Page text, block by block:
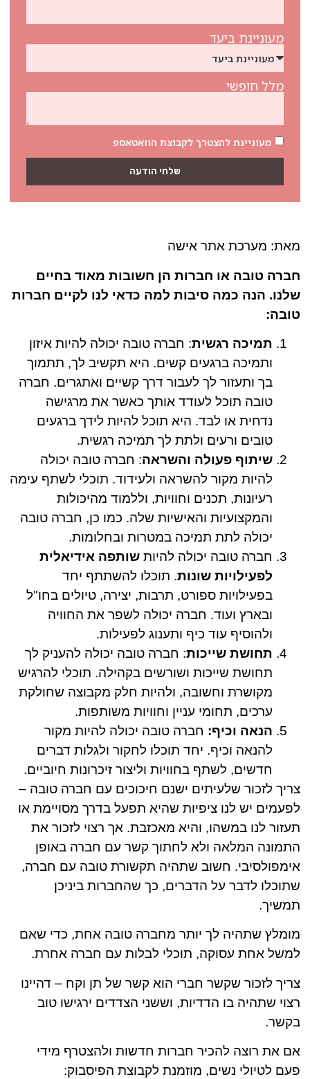
מעוניינת ביעד
מלל חופשי
מעוניינת להצטרך לקבוצת הוואטאספ
שלחי הודעה
מאת: מערכת אתר אישה
חברה טובה או חברות הן חשובות מאוד בחיים
שלנו. הנה כמה סיבות למה כדאי לנו לקיים חברות
טובה:
תמיכה רגשית: חברה טובה יכולה להיות איזון
ותמיכה ברגעים קשים. היא תקשיב לך, תתמוך
בך ותעזור לך לעבור דרך קשיים ואתגרים. חברה
טובה תוכל לעודד אותך כאשר את מרגישה
נדחית או לבד. היא תוכל להיות לידך ברגעים
טובים ורעים ולתת לך תמיכה רגשית.
שיתוף פעולה והשראה: חברה טובה יכולה
להיות מקור להשראה ולעידוד. תוכלי לשתף עימה
רעיונות, תכנים וחוויות, וללמוד מהיכולות
והמקצועיות והאישיות שלה. כמו כן, חברה טובה
יכולה לתת תמיכה במטרות ובחלומות.
חברה טובה יכולה להיות שותפה אידיאלית
לפעילויות שונות. תוכלו להשתתף יחד
בפעילויות ספורט, תרבות, יצירה, טיולים בחו"ל
ובארץ ועוד. חברה יכולה לשפר את החוויה
ולהוסיף עוד כיף ותענוג לפעילות.
תחושת שייכות: חברה טובה יכולה להעניק לך
תחושת שייכות ושורשים בקהילה. תוכלי להרגיש
מקושרת וחשובה, ולהיות חלק מקבוצה שחולקת
ערכים, תחומי עניין וחוויות משותפות.
הנאה וכיף: חברה טובה יכולה להיות מקור
להנאה וכיף. יחד תוכלו לחקור ולגלות דברים
חדשים, לשתף בחוויות וליצור זיכרונות חיוביים.
צריך לזכור שלעיתים ישנם חיכוכים עם חברה טובה –
לפעמים יש לנו ציפיות שהיא תפעל בדרך מסויימת או
תעזור לנו במשהו, והיא מאכזבת. אך רצוי לזכור את
התמונה המלאה ולא לחתוך קשר עם חברה באופן
אימפולסיבי. חשוב שתהיה תקשורת טובה עם חברה,
שתוכלו לדבר על הדברים, כך שהחברות ביניכן
תמשיך.
מומלץ שתהיה לך יותר מחברה טובה אחת, כדי שאם
למשל אחת עסוקה, תוכלי לבלות עם חברה אחרת.
צריך לזכור שקשר חברי הוא קשר של תן וקח – דהיינו
רצוי שתהיה בו הדדיות, וששני הצדדים ירגישו טוב
בקשר.
אם את רוצה להכיר חברות חדשות ולהצטרף מידי
פעם לטיולי נשים, מוזמנת לקבוצת הפיסבוק: